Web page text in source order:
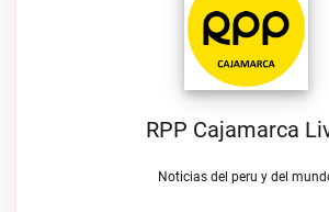
RPP Cajamarca
Noticias del peru y del